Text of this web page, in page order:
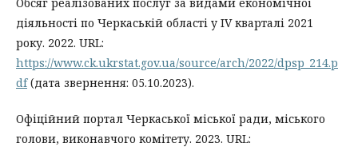
діяльності по Черкаській області у IV кварталі 2021
року. 2022. URL:
https://www.ck.ukrstat.gov.ua/source/arch/2022/dpsp_214.p
df(дата звернення: 05.10.2023).
Офіційний портал Черкаської міської ради, міського
голови, виконавчого комітету. 2023. URL: